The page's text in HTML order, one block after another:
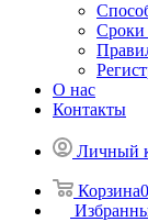
Сроки
О нас
Контакты
Личный
Корзина0